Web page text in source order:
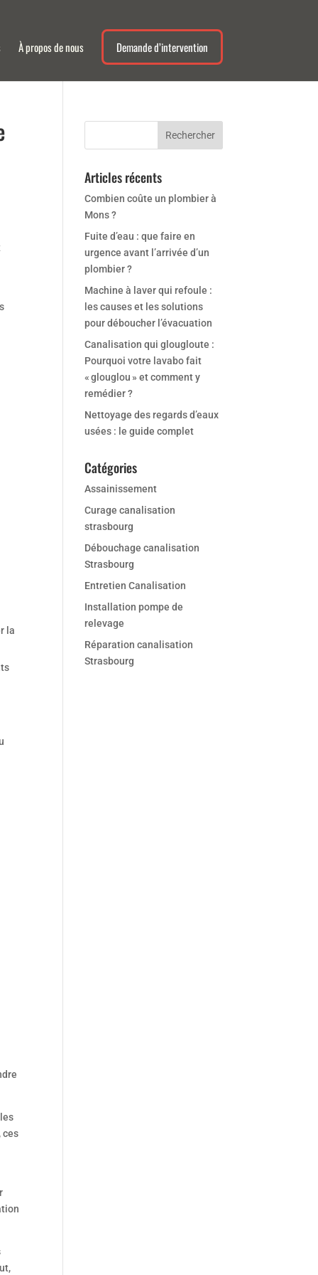
À propos de nous Demande d’intervention
la
ces
Articles récents
Combien coûte un plombier à
Mons ?
Fuite d’eau : que faire en
urgence avant l’arrivée d’un
plombier ?
Machine à laver qui refoule :
les causes et les solutions
pour déboucher l’évacuation
Canalisation qui glougloute :
Pourquoi votre lavabo fait
« glouglou » et comment y
remédier ?
Nettoyage des regards d’eaux
usées : le guide complet
Catégories
Assainissement
Curage canalisation
strasbourg
Débouchage canalisation
Strasbourg
Entretien Canalisation
Installation pompe de
relevage
Réparation canalisation
Strasbourg